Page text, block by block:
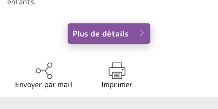
Plus de détails
Envoyer par mail Imprimer